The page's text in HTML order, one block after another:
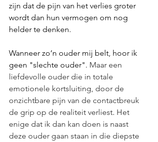
zijn dat de pijn van het verlies groter
wordt dan hun vermogen om nog
helder te denken.
Wanneer zo’n ouder mij belt, hoor ik
geen "slechte ouder". Maar een
liefdevolle ouder die in totale
emotionele kortsluiting, door de
onzichtbare pijn van de contactbreuk
de grip op de realiteit verliest. Het
enige dat ik dan kan doen is naast
deze ouder gaan staan in die diepste